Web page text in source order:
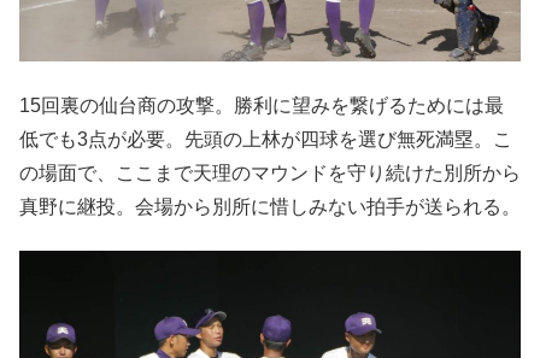
15回裏の仙台商の攻撃。勝利に望みを繋げるためには最
低でも3点が必要。先頭の上林が四球を選び無死満塁。こ
の場面で、ここまで天理のマウンドを守り続けた別所から
真野に継投。会場から別所に惜しみない拍手が送られる。